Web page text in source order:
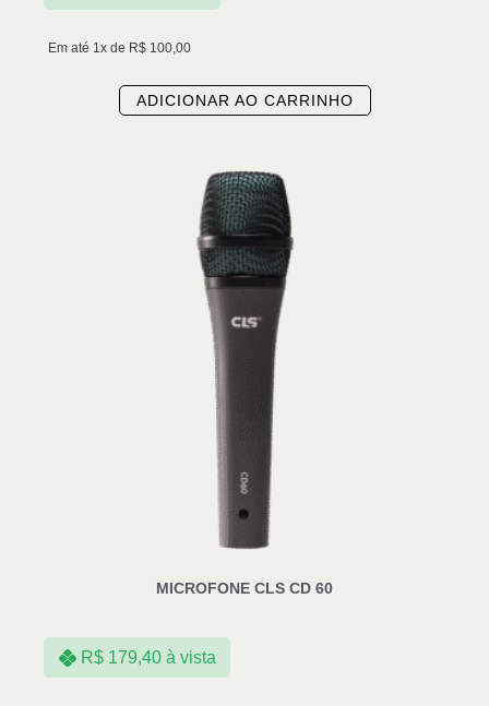
Em até 1x de R$ 100,00
ADICIONAR AO CARRINHO
MICROFONE CLS CD 60
R$179,40 à vista